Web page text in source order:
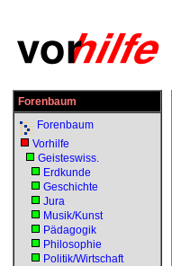
Forenbaum
Forenbaum
Vorhilfe
Geisteswiss.
Erdkunde
Geschichte
Jura
Musik/Kunst
Pädagogik
Philosophie
Politik/Wirtschaft